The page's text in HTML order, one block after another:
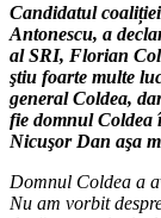
Candidatul
Antonescu, a
al SRI, Florian
ştiu foarte multe
general Coldea,
fie domnul Coldea
Nicuşor Dan aşa
Domnul Coldea a
Nu am vorbit